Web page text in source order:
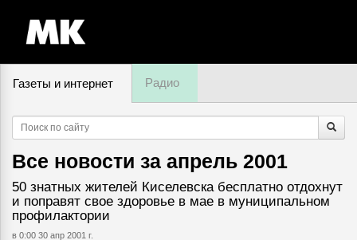
Газеты и интернет Радио
Все новости за апрель 2001
50 знатных жителей Киселевска бесплатно отдохнут
и поправят свое здоровье в мае в муниципальном
профилактории
в 0:00 30 апр 2001 г.